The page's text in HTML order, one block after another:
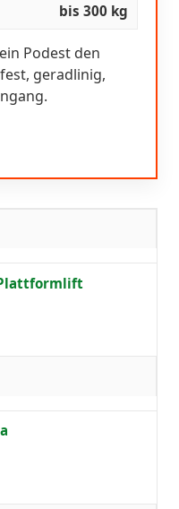
bis 300 kg
Podest den
geradlinig,